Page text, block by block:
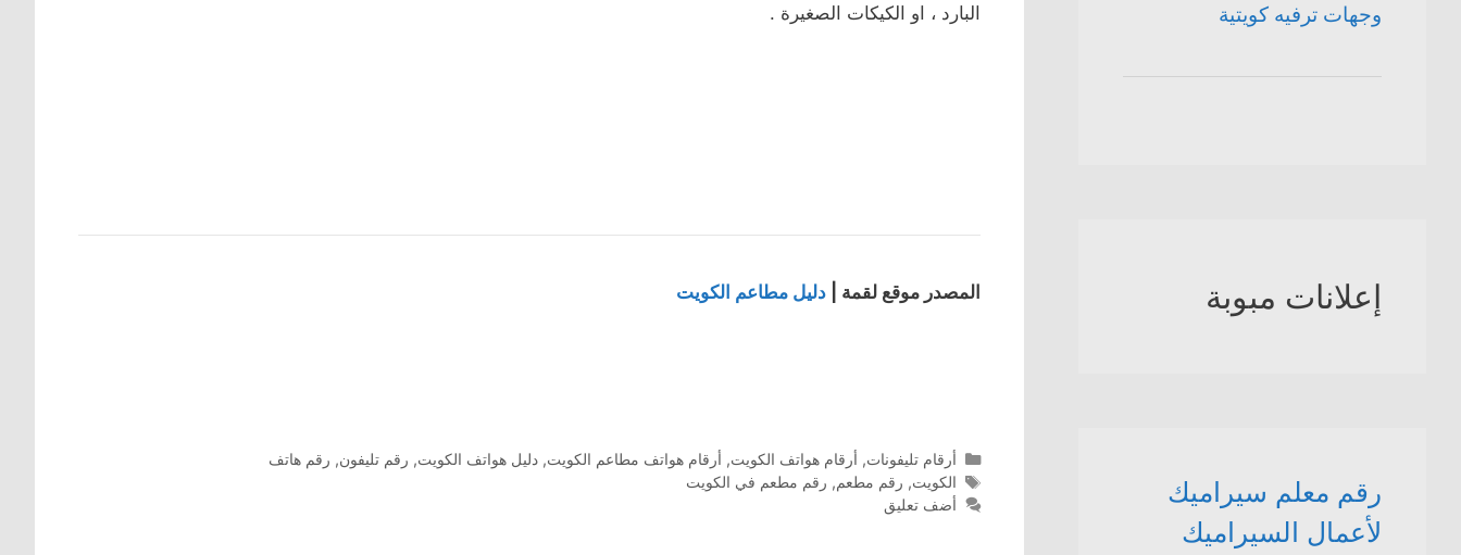
البارد ، او الكيكات الصغيرة .
المصدر موقع لقمة | دليل مطاعم الكويت
التصنيفات
أرقام تليفونات, أرقام هواتف الكويت, أرقام هواتف مطاعم الكويت, دليل هواتف الكويت, رقم تليفون, رقم هاتف
الوسوم
الكويت, رقم مطعم, رقم مطعم في الكويت
أضف تعليق
وجهات ترفيه كويتية
إعلانات مبوبة
رقم معلم سيراميك
لأعمال السيراميك